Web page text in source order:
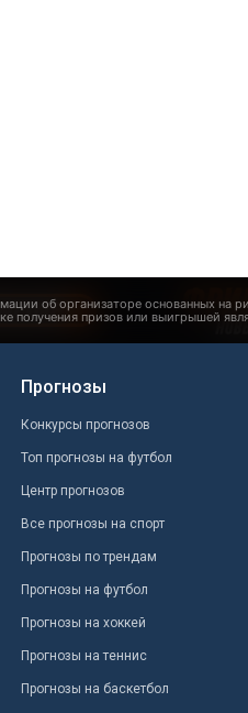
Прогнозы
Конкурсы прогнозов
Топ прогнозы на футбол
Центр прогнозов
Все прогнозы на спорт
Прогнозы по трендам
Прогнозы на футбол
Прогнозы на хоккей
Прогнозы на теннис
Прогнозы на баскетбол